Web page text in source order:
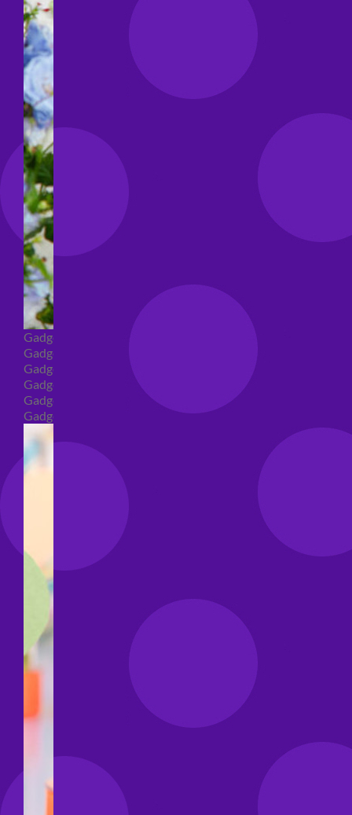
Gadget
Gadget addio al nubilato
Gadget Laurea
Gadget addio al celibato
Gadget per compleanno
Gadget generici